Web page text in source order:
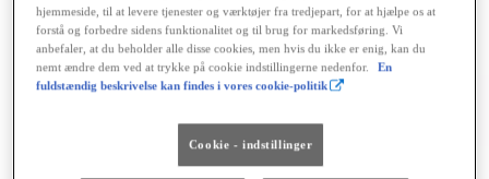
hjemmeside, til at levere tjenester og værktøjer fra tredjepart, for at hjælpe os at
forstå og forbedre sidens funktionalitet og til brug for markedsføring. Vi
anbefaler, at du beholder alle disse cookies, men hvis du ikke er enig, kan du
nemt ændre dem ved at trykke på cookie indstillingerne nedenfor.
En
fuldstændig beskrivelse kan findes i vores cookie-politik
Cookie - indstillinger